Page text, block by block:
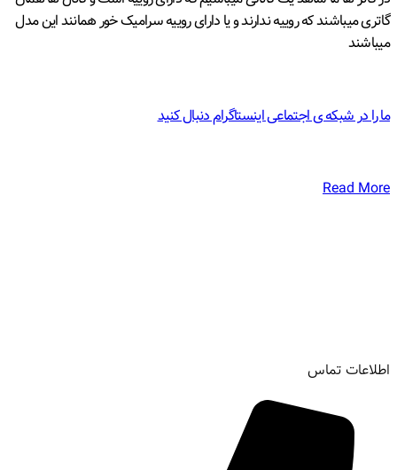
گاتری میباشند که روییه ندارند و یا دارای روییه سرامیک خور همانند این مدل
میباشند
ما را در شبکه ی اجتماعی اینستاگرام دنبال کنید
Read More
اطلاعات تماس